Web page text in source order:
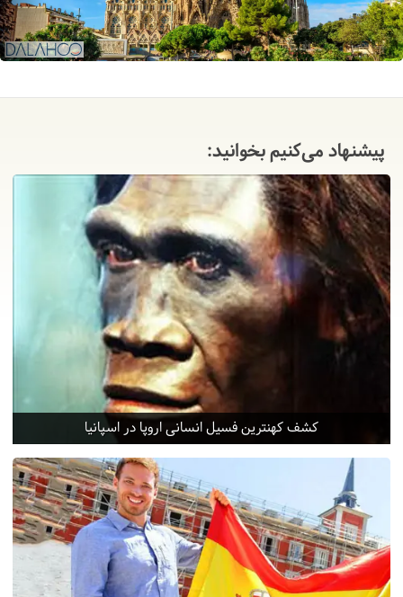
پیشنهاد می‌کنیم بخوانید:
کشف کهن‎ترین فسیل انسانی اروپا در اسپانیا